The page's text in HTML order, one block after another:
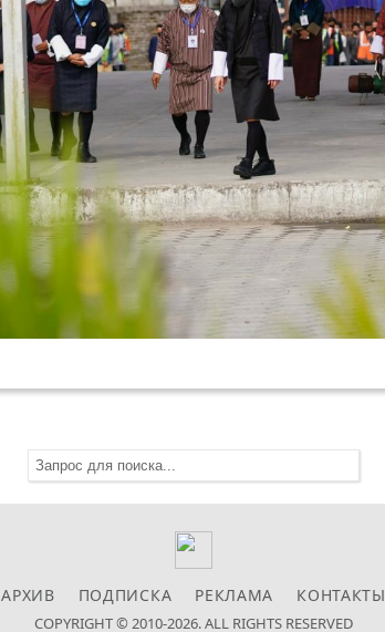
АРХИВ ПОДПИСКА РЕКЛАМА КОНТАКТЫ
COPYRIGHT © 2010-2026. ALL RIGHTS RESERVED